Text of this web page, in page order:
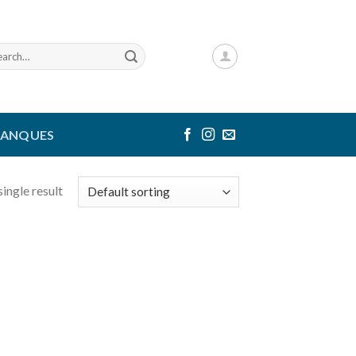
result